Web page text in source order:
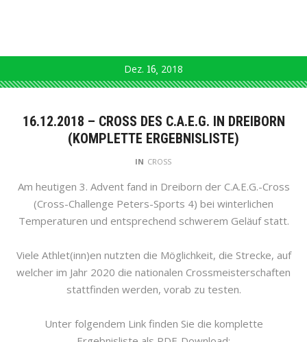
Dez. 16 2018
16.12.2018 – CROSS DES C.A.E.G. IN DREIBORN
(KOMPLETTE ERGEBNISLISTE)
IN CROSS
Am heutigen 3. Advent fand in Dreiborn der C.A.E.G.-Cross
(Cross-Challenge Peters-Sports 4) bei winterlichen
Temperaturen und entsprechend schwerem Geläuf statt.
Viele Athlet(inn)en nutzten die Möglichkeit, die Strecke, auf
welcher im Jahr 2020 die nationalen Crossmeisterschaften
stattfinden werden, vorab zu testen.
Unter folgendem Link finden Sie die komplette